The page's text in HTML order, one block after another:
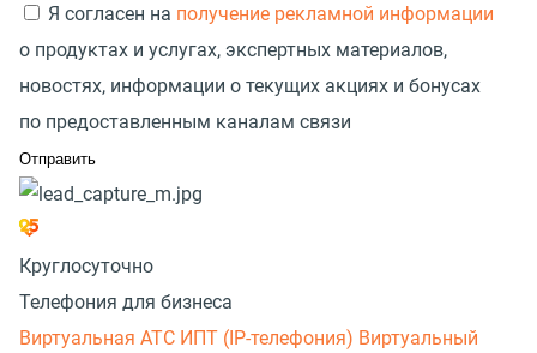
Я согласен на получение рекламной информации
о продуктах и услугах, экспертных материалов,
новостях, информации о текущих акциях и бонусах
по предоставленным каналам связи
Круглосуточно
Телефония для бизнеса
Виртуальная АТС ИПТ (IP-телефония) Виртуальный